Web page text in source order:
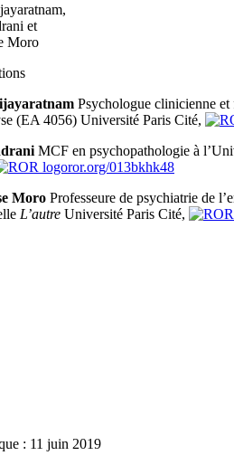
,
et
Moro
Psychologue clinicienne
(EA 4056) Université Paris Cité,
MCF en psychopathologie à
ror.org/013bkhk48
Moro Professeure de psychiatrie de
L’autre Université Paris Cité,
: 11 juin 2019